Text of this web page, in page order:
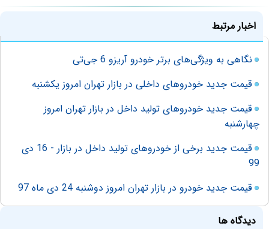
اخبار مرتبط
نگاهی به ویژگی‌های برتر خودرو آریزو 6 جی‌تی
قیمت جدید خودروهای داخلی در بازار تهران امروز یکشنبه
قیمت جدید خودروهای تولید داخل در بازار تهران امروز
چهارشنبه
قیمت جدید برخی از خودروهای تولید داخل در بازار - 16 دی
99
قیمت جدید خودرو در بازار تهران امروز دوشنبه 24 دی ماه 97
دیدگاه ها